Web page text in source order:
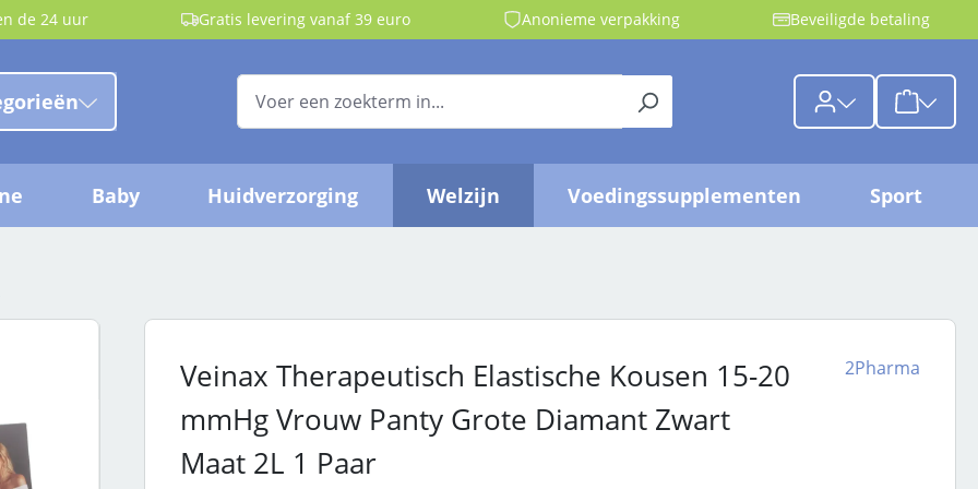
de 24 uur Gratis levering vanaf 39 euro Anonieme verpakking Beveiligde betaling
{1}De
Baby Huidverzorging Welzijn Voedingssupplementen Sport
Veinax Therapeutisch Elastische Kousen 15-20
mmHg Vrouw Panty Grote Diamant Zwart
Maat 2L 1 Paar
2Pharma